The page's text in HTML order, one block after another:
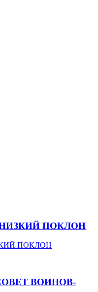
ПОКЛОН
ВОИНОВ-